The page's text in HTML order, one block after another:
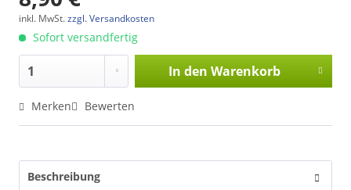
inkl. MwSt.zzgl. Versandkosten
Sofort versandfertig
In den Warenkorb
Merken Bewerten
Beschreibung